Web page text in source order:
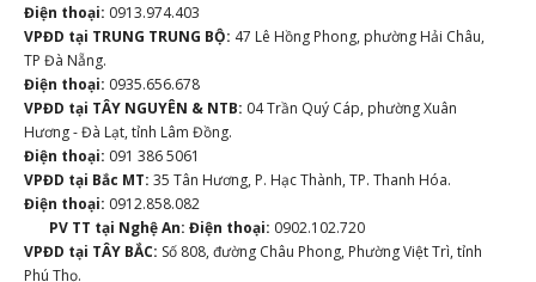
Điện thoại: 0913.974.403
VPĐD tại TRUNG TRUNG BỘ: 47 Lê Hồng Phong, phường Hải Châu,
TP Đà Nẵng.
Điện thoại: 0935.656.678
VPĐD tại TÂY NGUYÊN & NTB: 04 Trần Quý Cáp, phường Xuân
Hương - Đà Lạt, tỉnh Lâm Đồng.
Điện thoại: 091 386 5061
VPĐD tại Bắc MT: 35 Tân Hương, P. Hạc Thành, TP. Thanh Hóa.
Điện thoại: 0912.858.082
PV TT tại Nghệ An: Điện thoại: 0902.102.720
VPĐD tại TÂY BẮC: Số 808, đường Châu Phong, Phường Việt Trì, tỉnh
Phú Thọ.